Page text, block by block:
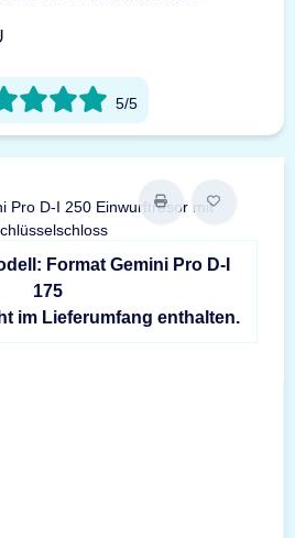
5/5
Format Gemini Pro D-I
175
im Lieferumfang enthalten.